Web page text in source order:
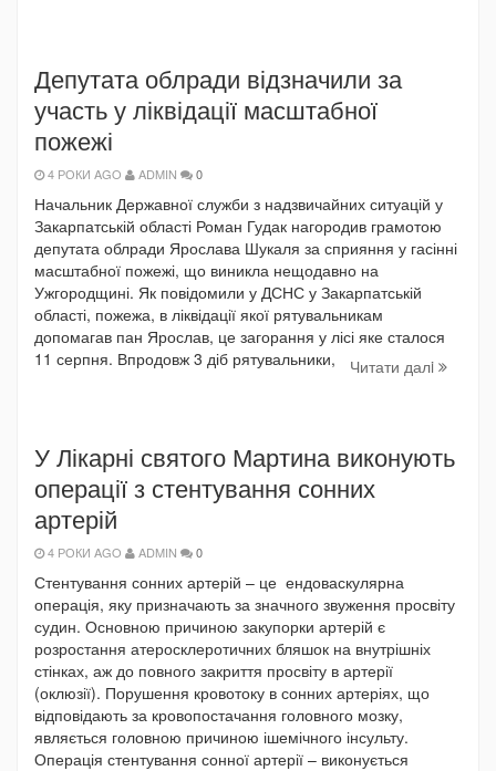
Депутата облради відзначили за
участь у ліквідації масштабної
пожежі
4 РОКИ AGO ADMIN 0
Начальник Державної служби з надзвичайних ситуацій у
Закарпатській області Роман Гудак нагородив грамотою
депутата облради Ярослава Шукаля за сприяння у гасінні
масштабної пожежі, що виникла нещодавно на
Ужгородщині. Як повідомили у ДСНС у Закарпатській
області, пожежа, в ліквідації якої рятувальникам
допомагав пан Ярослав, це загорання у лісі яке сталося
11 серпня. Впродовж 3 діб рятувальники,
Читати далi
У Лікарні святого Мартина виконують
операції з стентування сонних
артерій
4 РОКИ AGO ADMIN 0
Стентування сонних артерій – це ендоваскулярна
операція, яку призначають за значного звуження просвіту
судин. Основною причиною закупорки артерій є
розростання атеросклеротичних бляшок на внутрішніх
стінках, аж до повного закриття просвіту в артерії
(оклюзії). Порушення кровотоку в сонних артеріях, що
відповідають за кровопостачання головного мозку,
являється головною причиною ішемічного інсульту.
Операція стентування сонної артерії – виконується